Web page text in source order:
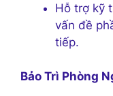
Hỗ trợ kỹ
vấn đề
tiếp.
Bảo Trì Phòng